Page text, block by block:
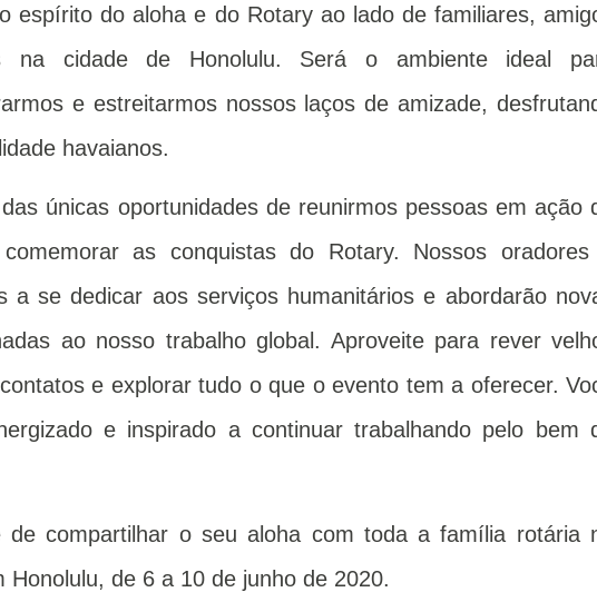
espírito do aloha e do Rotary ao lado de familiares,
na cidade de Honolulu. Será o ambiente ideal
e estreitarmos nossos laços de amizade,
havaianos.
únicas oportunidades de reunirmos pessoas em ação
as conquistas do Rotary. Nossos
a se dedicar aos serviços humanitários e abordarão
ao nosso trabalho global. Aproveite para rever
e explorar tudo o que o evento tem a oferecer.
e inspirado a continuar trabalhando pelo bem
de compartilhar o seu aloha com toda a família rotária
Honolulu, de 6 a 10 de junho de 2020.